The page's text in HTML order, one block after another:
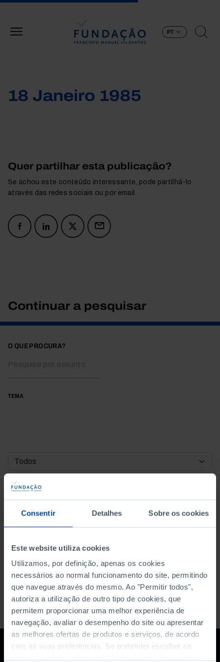
Consentir Detalhes Sobre os cookies
Este website utiliza cookies
Utilizamos, por definição, apenas os cookies
necessários ao normal funcionamento do site, permitindo
que navegue através do mesmo. Ao "Permitir todos",
autoriza a utilização de outro tipo de cookies, que
permitem proporcionar uma melhor experiência de
navegação, avaliar o desempenho do site ou apresentar
as melhores ofertas de produtos e serviços, de acordo
com as suas preferências. Se pretender escolher os
PT
18 Janeiro 1985
Quer partilhar esta publicação?
Se achou este conteúdo interessante, pode partilhá-lo
através das redes sociais ou por email.
Continuar a pesquisar
O QUE PROCURA?
TEMA
DATA DE INÍCIO
DATA DE FIM